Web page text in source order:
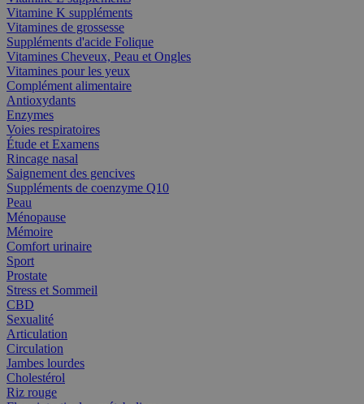
Vitamine K suppléments
Vitamines de grossesse
Suppléments d'acide Folique
Vitamines Cheveux, Peau et Ongles
Vitamines pour les yeux
Complément alimentaire
Antioxydants
Enzymes
Voies respiratoires
Étude et Examens
Rincage nasal
Saignement des gencives
Suppléments de coenzyme Q10
Peau
Ménopause
Mémoire
Comfort urinaire
Sport
Prostate
Stress et Sommeil
CBD
Sexualité
Articulation
Circulation
Jambes lourdes
Cholestérol
Riz rouge